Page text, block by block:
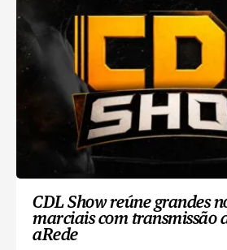
CDL Show reúne grandes
marciais com transmissão
aRede